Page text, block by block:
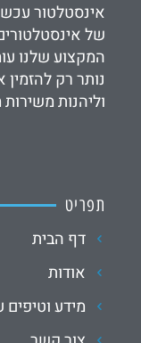
אינסטלטור
של
המקצוע שלנו
נותר רק
וליהנות
תפריט
דף הבית
אודות
מידע